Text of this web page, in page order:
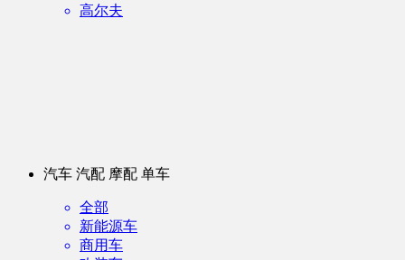
高尔夫
汽车 汽配 摩配 单车
全部
新能源车
商用车